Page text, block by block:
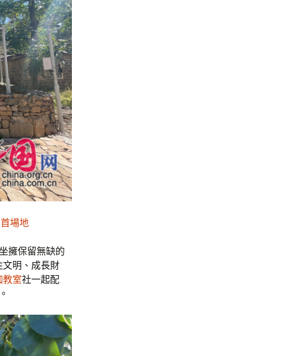
場地
擁保留無缺的
明、成長財
教室社一起配